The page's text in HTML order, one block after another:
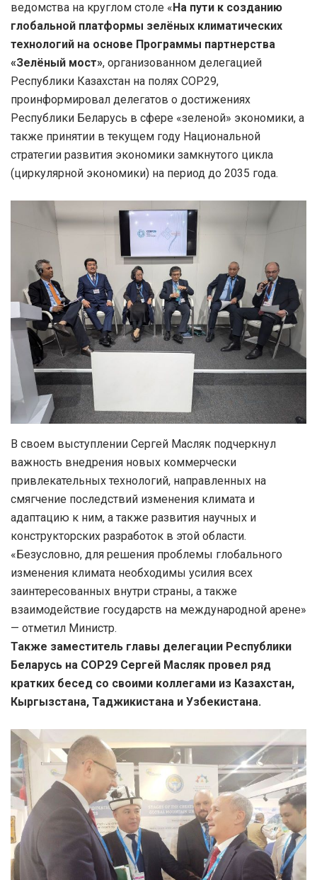
ведомства на круглом столе « На пути к созданию
глобальной платформы зелёных климатических
технологий на основе Программы партнерства
«Зелёный мост», организованном делегацией
Республики Казахстан на полях СОР29,
проинформировал делегатов о достижениях
Республики Беларусь в сфере «зеленой» экономики, а
также принятии в текущем году Национальной
стратегии развития экономики замкнутого цикла
(циркулярной экономики) на период до 2035 года.
В своем выступлении Сергей Масляк подчеркнул
важность внедрения новых коммерчески
привлекательных технологий, направленных на
смягчение последствий изменения климата и
адаптацию к ним, а также развития научных и
конструкторских разработок в этой области.
«Безусловно, для решения проблемы глобального
изменения климата необходимы усилия всех
заинтересованных внутри страны, а также
взаимодействие государств на международной арене»
— отметил Министр.
Также заместитель главы делегации Республики
Беларусь на СОР29 Сергей Масляк провел ряд
кратких бесед со своими коллегами из Казахстан,
Кыргызстана, Таджикистана и Узбекистана.